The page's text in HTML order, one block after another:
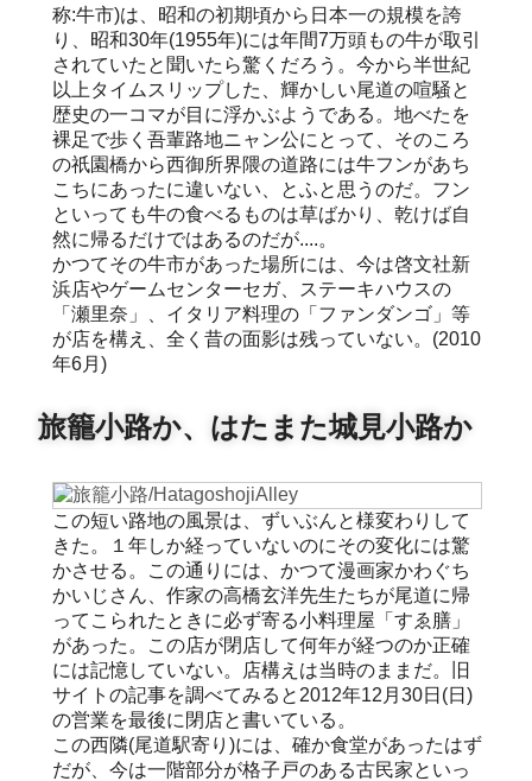
称:牛市)は、昭和の初期頃から日本一の規模を誇
り、昭和30年(1955年)には年間7万頭もの牛が取引
されていたと聞いたら驚くだろう。今から半世紀
以上タイムスリップした、輝かしい尾道の喧騒と
歴史の一コマが目に浮かぶようである。地べたを
裸足で歩く吾輩路地ニャン公にとって、そのころ
の祇園橋から西御所界隈の道路には牛フンがあち
こちにあったに違いない、とふと思うのだ。フン
といっても牛の食べるものは草ばかり、乾けば自
然に帰るだけではあるのだが....。
かつてその牛市があった場所には、今は啓文社新
浜店やゲームセンターセガ、ステーキハウスの
「瀬里奈」、イタリア料理の「ファンダンゴ」等
が店を構え、全く昔の面影は残っていない。(2010
年6月)
旅籠小路か、はたまた城見小路か
この短い路地の風景は、ずいぶんと様変わりして
きた。１年しか経っていないのにその変化には驚
かさせる。この通りには、かつて漫画家かわぐち
かいじさん、作家の高橋玄洋先生たちが尾道に帰
ってこられたときに必ず寄る小料理屋「すゑ膳」
があった。この店が閉店して何年が経つのか正確
には記憶していない。店構えは当時のままだ。旧
サイトの記事を調べてみると2012年12月30日(日)
の営業を最後に閉店と書いている。
この西隣(尾道駅寄り)には、確か食堂があったはず
だが、今は一階部分が格子戸のある古民家といっ